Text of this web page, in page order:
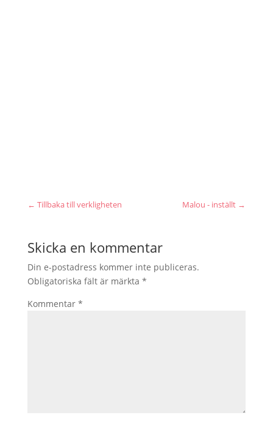
← Tillbaka till verkligheten Malou - inställt →
Skicka en kommentar
Din e-postadress kommer inte publiceras.
Obligatoriska fält är märkta *
Kommentar *